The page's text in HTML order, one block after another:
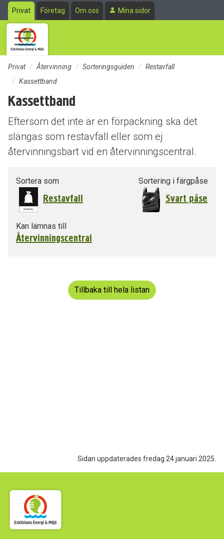
Till sidans huvudinnehåll
Privat Företag Om oss Mina sidor
Privat Återvinning Sorteringsguiden
Restavfall
Kassettband
Kassettband
Eftersom det inte är en förpackning ska det
slängas som restavfall eller som ej
återvinningsbart vid en återvinningscentral.
Sortera som
Restavfall
Sortering i färgpåse
Svart påse
Kan lämnas till
Återvinningscentral
Tillbaka till hela listan
Sidan uppdaterades fredag 24 januari 2025.